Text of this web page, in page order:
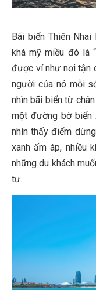
Bãi biển Thiên
khá mỹ miều đó là
được ví như nơi tận
người của nó mỗi
nhìn bãi biển từ
một đường bờ biển
nhìn thấy điểm
xanh ấm áp, nhiều
những du khách
tư.